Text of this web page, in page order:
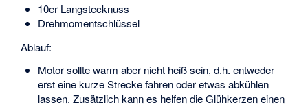
10er Langstecknuss
Drehmomentschlüssel
Ablauf:
Motor sollte warm aber nicht heiß sein, d.h. entweder
erst eine kurze Strecke fahren oder etwas abkühlen
lassen. Zusätzlich kann es helfen die Glühkerzen einen